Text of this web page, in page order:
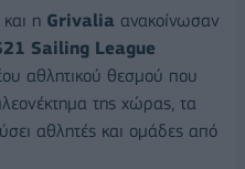
και η Grivalia ανακοίνωσαν
Sailing League
αθλητικού θεσμού που
της χώρας, τα
αθλητές και ομάδες από